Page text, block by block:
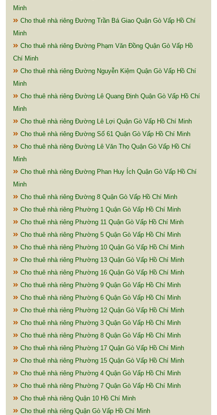
Minh
Cho thuê nhà riêng Đường Trần Bá Giao Quận Gò Vấp Hồ Chí
Minh
Cho thuê nhà riêng Đường Phạm Văn Đồng Quận Gò Vấp Hồ
Chí Minh
Cho thuê nhà riêng Đường Nguyễn Kiệm Quận Gò Vấp Hồ Chí
Minh
Cho thuê nhà riêng Đường Lê Quang Định Quận Gò Vấp Hồ Chí
Minh
Cho thuê nhà riêng Đường Lê Lợi Quận Gò Vấp Hồ Chí Minh
Cho thuê nhà riêng Đường Số 61 Quận Gò Vấp Hồ Chí Minh
Cho thuê nhà riêng Đường Lê Văn Thọ Quận Gò Vấp Hồ Chí
Minh
Cho thuê nhà riêng Đường Phan Huy Ích Quận Gò Vấp Hồ Chí
Minh
Cho thuê nhà riêng Đường 8 Quận Gò Vấp Hồ Chí Minh
Cho thuê nhà riêng Phường 1 Quận Gò Vấp Hồ Chí Minh
Cho thuê nhà riêng Phường 11 Quận Gò Vấp Hồ Chí Minh
Cho thuê nhà riêng Phường 5 Quận Gò Vấp Hồ Chí Minh
Cho thuê nhà riêng Phường 10 Quận Gò Vấp Hồ Chí Minh
Cho thuê nhà riêng Phường 13 Quận Gò Vấp Hồ Chí Minh
Cho thuê nhà riêng Phường 16 Quận Gò Vấp Hồ Chí Minh
Cho thuê nhà riêng Phường 9 Quận Gò Vấp Hồ Chí Minh
Cho thuê nhà riêng Phường 6 Quận Gò Vấp Hồ Chí Minh
Cho thuê nhà riêng Phường 12 Quận Gò Vấp Hồ Chí Minh
Cho thuê nhà riêng Phường 3 Quận Gò Vấp Hồ Chí Minh
Cho thuê nhà riêng Phường 8 Quận Gò Vấp Hồ Chí Minh
Cho thuê nhà riêng Phường 17 Quận Gò Vấp Hồ Chí Minh
Cho thuê nhà riêng Phường 15 Quận Gò Vấp Hồ Chí Minh
Cho thuê nhà riêng Phường 4 Quận Gò Vấp Hồ Chí Minh
Cho thuê nhà riêng Phường 7 Quận Gò Vấp Hồ Chí Minh
Cho thuê nhà riêng Quận 10 Hồ Chí Minh
Cho thuê nhà riêng Quận Gò Vấp Hồ Chí Minh